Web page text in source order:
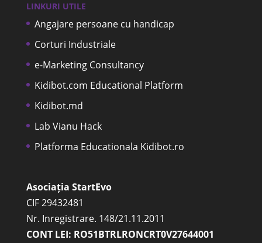
LINKURI UTILE
Angajare persoane cu handicap
Corturi Industriale
e-Marketing Consultancy
Kidibot.com Educational Platform
Kidibot.md
Lab Vianu Hack
Platforma Educationala Kidibot.ro
Asociația StartEvo
CIF 29432481
Nr. Inregistrare. 148/21.11.2011
CONT LEI: RO51BTRLRONCRT0V27644001